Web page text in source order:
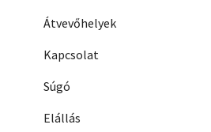
Átvevőhelyek
Kapcsolat
Súgó
Elállás